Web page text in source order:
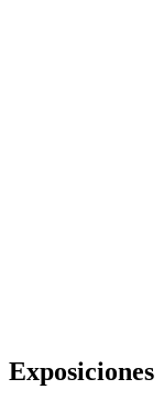
Exposiciones